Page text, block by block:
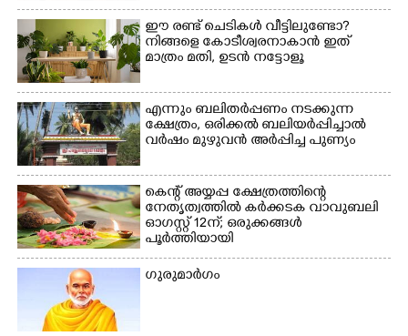
ഈ രണ്ട് ചെടികൾ വീട്ടിലുണ്ടോ?​
നിങ്ങളെ കോടീശ്വരനാകാൻ ഇത്
മാത്രം മതി,​ ഉടൻ നട്ടോളൂ
എന്നും ബലിതർപ്പണം നടക്കുന്ന
ക്ഷേത്രം,​ ഒരിക്കൽ ബലിയർപ്പിച്ചാൽ
വർഷം മുഴുവൻ അർപ്പിച്ച പുണ്യം
കെന്റ് അയ്യപ്പ ക്ഷേത്രത്തിന്റെ
നേതൃത്വത്തിൽ കർക്കടക വാവുബലി
ഓഗസ്റ്റ് 12ന്; ഒരുക്കങ്ങൾ
പൂർത്തിയായി
ഗുരുമാർഗം